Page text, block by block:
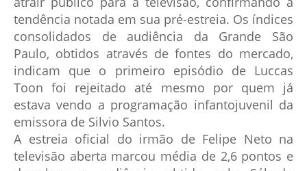
tendência notada em sua pré-estreia. Os índices
consolidados de audiência da Grande São
Paulo, obtidos através de fontes do mercado,
indicam que o primeiro episódio de Luccas
Toon foi rejeitado até mesmo por quem já
estava vendo a programação infantojuvenil da
emissora de Silvio Santos.
A estreia oficial do irmão de Felipe Neto na
televisão aberta marcou média de 2,6 pontos e